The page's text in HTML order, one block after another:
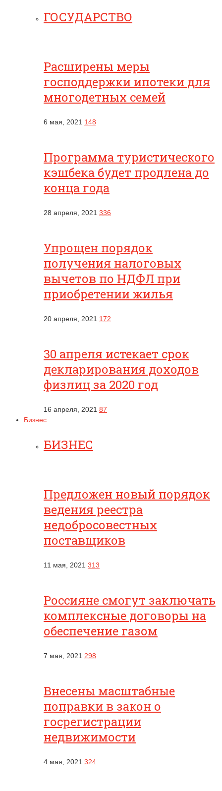
ГОСУДАРСТВО
Расширены меры
господдержки ипотеки для
многодетных семей
6 мая, 2021 148
Программа туристического
кэшбека будет продлена до
конца года
28 апреля, 2021 336
Упрощен порядок
получения налоговых
вычетов по НДФЛ при
приобретении жилья
20 апреля, 2021 172
30 апреля истекает срок
декларирования доходов
физлиц за 2020 год
16 апреля, 2021 87
Бизнес
БИЗНЕС
Предложен новый порядок
ведения реестра
недобросовестных
поставщиков
11 мая, 2021 313
Россияне смогут заключать
комплексные договоры на
обеспечение газом
7 мая, 2021 298
Внесены масштабные
поправки в закон о
госрегистрации
недвижимости
4 мая, 2021 324